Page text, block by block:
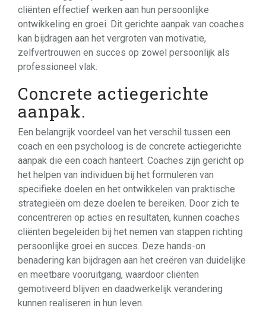
cliënten effectief werken aan hun persoonlijke
ontwikkeling en groei. Dit gerichte aanpak van coaches
kan bijdragen aan het vergroten van motivatie,
zelfvertrouwen en succes op zowel persoonlijk als
professioneel vlak.
Concrete actiegerichte
aanpak.
Een belangrijk voordeel van het verschil tussen een
coach en een psycholoog is de concrete actiegerichte
aanpak die een coach hanteert. Coaches zijn gericht op
het helpen van individuen bij het formuleren van
specifieke doelen en het ontwikkelen van praktische
strategieën om deze doelen te bereiken. Door zich te
concentreren op acties en resultaten, kunnen coaches
cliënten begeleiden bij het nemen van stappen richting
persoonlijke groei en succes. Deze hands-on
benadering kan bijdragen aan het creëren van duidelijke
en meetbare vooruitgang, waardoor cliënten
gemotiveerd blijven en daadwerkelijk verandering
kunnen realiseren in hun leven.